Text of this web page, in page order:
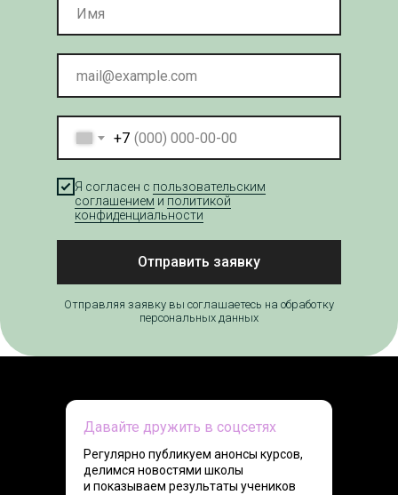
+7
Я согласен с пользовательским
соглашением и политикой
конфиденциальности
Отправить заявку
Отправляя заявку вы соглашаетесь на обработку
персональных данных
Давайте дружить в соцсетях
Регулярно публикуем анонсы курсов,
делимся новостями школы
и показываем результаты учеников